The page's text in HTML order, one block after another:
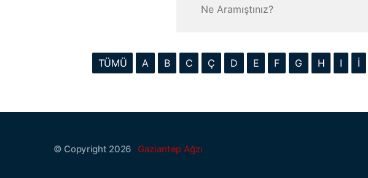
TÜMÜ A B C Ç D E F G H I İ
© Copyright 2026 Gaziantep Ağzı